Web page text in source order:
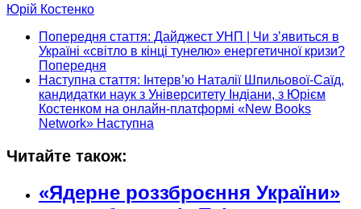
Юрій Костенко
Попередня стаття: Дайджест УНП | Чи з’явиться в
Україні «світло в кінці тунелю» енергетичної кризи?
Попередня
Наступна стаття: Інтерв’ю Наталії Шпильової-Саїд,
кандидатки наук з Університету Індіани, з Юрієм
Костенком на онлайн-платформі «New Books
Network» Наступна
Читайте також:
«Ядерне роззброєння України»